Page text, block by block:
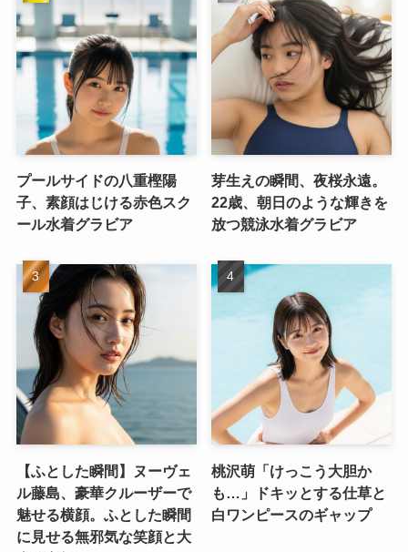
プールサイドの八重樫陽
子、素顔はじける赤色スク
ール水着グラビア
芽生えの瞬間、夜桜永遠。
22歳、朝日のような輝きを
放つ競泳水着グラビア
【ふとした瞬間】ヌーヴェ
ル藤島、豪華クルーザーで
魅せる横顔。ふとした瞬間
に見せる無邪気な笑顔と大
桃沢萌「けっこう大胆か
も…」ドキッとする仕草と
白ワンピースのギャップ